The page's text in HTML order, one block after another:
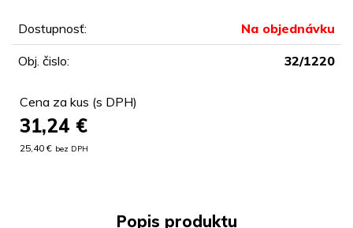
Dostupnosť: Na objednávku
Obj. čislo: 32/1220
Cena za kus (s DPH)
31,24 €
25,40 € bez DPH
Popis produktu